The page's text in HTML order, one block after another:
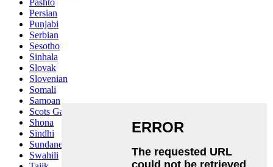
Persian
Punjabi
Serbian
Sesotho
Sinhala
Slovak
Slovenian
Somali
Samoan
Scots Gaelic
Shona
Sindhi
Sundanese
Swahili